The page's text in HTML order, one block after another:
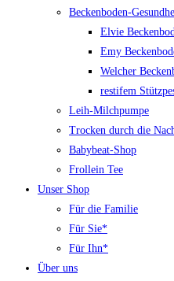
Beckenboden-
Elvie
Emy
Welcher
restifem
Leih-Milchpumpe
Trocken durch die
Babybeat-Shop
Frollein Tee
Unser Shop
Für die Familie
Für Sie*
Für Ihn*
Über uns